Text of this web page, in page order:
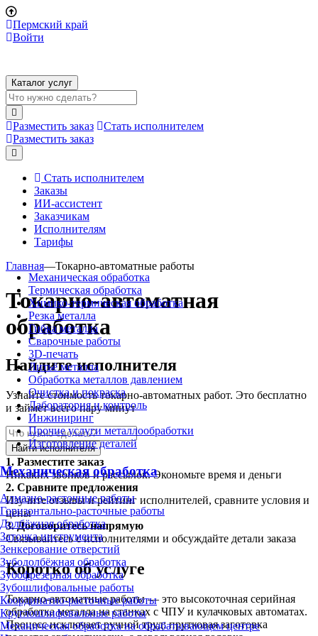
Пермский край
Войти
Каталог услуг
Разместить заказ
Стать исполнителем
Разместить заказ
Стать исполнителем
Заказы
ИИ-ассистент
Заказчикам
Исполнителям
Тарифы
Механическая обработка
Термическая обработка
Химико-термическая обработка
Резка металла
Гибка металла
Сварочные работы
3D-печать
Литьё металла
Обработка металлов давлением
Очистка и покраска
Лаборатория и контроль
Инжиниринг
Прочие услуги металлообработки
Изготовление деталей
Механическая обработка
Алмазно-расточные работы
Горизонтально-расточные работы
Долбёжная обработка
Заточка инструмента
Зенкерование отверстий
Зубодолбёжная обработка
Зубофрезерная обработка
Зубошлифовальные работы
Координатно-расточные работы
Круглошлифовальные работы
Механическая обработка на обрабатывающем центре
Главная—Токарно-автоматные работы
Токарно-автоматная
обработка
Найдите исполнителя
Узнайте стоимость токарно-автоматных работ. Это бесплатно
и займет всего пару минут
Найти исполнителя
1. Разместите заказ
Никаких звонков и рассылок. Экономьте время и деньги
2. Сравните предложения
Изучите отзывы и рейтинг исполнителей, сравните условия и
цены
3.Договоритесь напрямую
Связывайтесь с исполнителями и обсуждайте детали заказа
Коротко об услуге
Токарно-автоматные работы — это высокоточная серийная
обработка металла на станках с ЧПУ и кулачковых автоматах.
Процесс исключает ручной труд: прутковая заготовка